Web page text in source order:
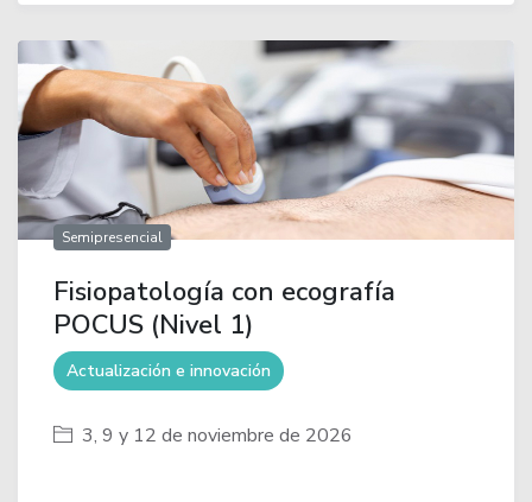
Semipresencial
Fisiopatología con ecografía
POCUS (Nivel 1)
Actualización e innovación
3, 9 y 12 de noviembre de 2026